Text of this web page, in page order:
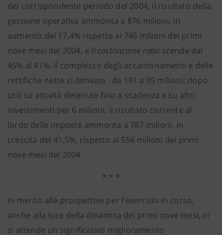
del corrispondente periodo del 2004, il risultato della
gestione operativa ammonta a 876 milioni, in
aumento del 17,4% rispetto ai 746 milioni dei primi
nove mesi del 2004, e il cost/income ratio scende dal
45% al 41%. Il complesso degli accantonamenti e delle
rettifiche nette si dimezza da 191 a 95 milioni; dopo
utili su attività detenute fino a scadenza e su altri
investimenti per 6 milioni, il risultato corrente al
lordo delle imposte ammonta a 787 milioni, in
crescita del 41,5%, rispetto ai 556 milioni dei primi
nove mesi del 2004.
* * *
In merito alle prospettive per l’esercizio in corso,
anche alla luce della dinamica dei primi nove mesi, ci
si attende un significativo miglioramento